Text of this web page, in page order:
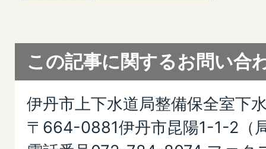
この記事に関するお問い合
伊丹市上下水道局整備保全室下
〒664-0881伊丹市昆陽1-1-2（